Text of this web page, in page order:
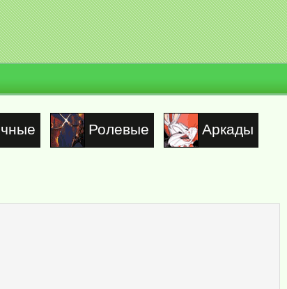
Ролевые Аркады